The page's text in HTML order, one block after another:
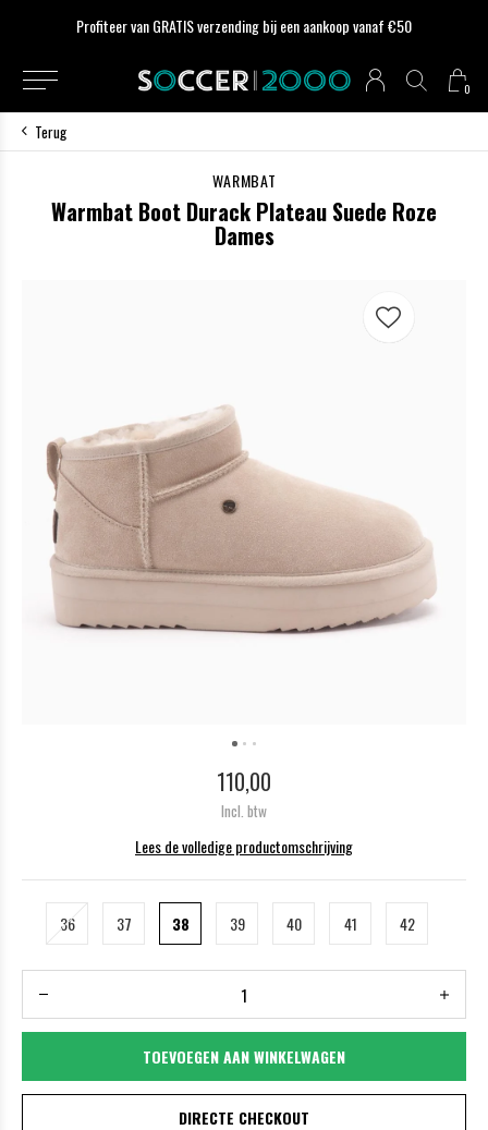
0
Profiteer van GRATIS verzending bij een aankoop vanaf €50
Terug
WARMBAT
Warmbat Boot Durack Plateau Suede Roze
Dames
110,00
Incl. btw
Lees de volledige productomschrijving
36 37 38 39 40 41 42
TOEVOEGEN AAN WINKELWAGEN
DIRECTE CHECKOUT